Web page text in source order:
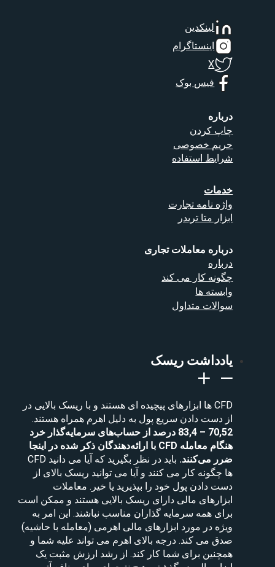
لینکدین
اینستاگرام
X
فیس بوک
درباره
چاپ کردن
حریم خصوصی
شرایط استفاده
خدمات
واژه نامه تجارت
ابزار متا تریدر
درباره معاملات تجاری
درباره
چگونه کار می کند
وابسته ها
سوالات متداول
یادداشت ریسک
CFD ها ابزارهای پیچیده ای هستند و با ریسک بالایی در
از دست دادن سریع پول به دلیل اهرم همراه هستند.
70,52 – 83,4 درصد از حساب‌های سرمایه‌گذار خرد
هنگام معامله CFD با ارائه‌دهندگان ذکر شده در اینجا
ضرر می‌کنند.
باید در نظر بگیرید که آیا می دانید CFD
ها چگونه کار می کنند و آیا می توانید ریسک بالای از
دست دادن پول خود را بپذیرید یا خیر. معاملات
ابزارهای مالی دارای ریسک بالایی هستند و ممکن است
برای همه سرمایه گذاران مناسب نباشند. این امر به
ویژه در مورد ابزارهای مالی اهرمی (معامله با حاشیه)
صدق می کند. درجه بالای اهرم می تواند علیه شما و
همچنین برای شما کار کند. از رشد ارزش مثبت یک